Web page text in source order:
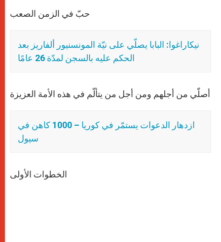
حبّ في الزمن الصعب
نيكاراغوا: البابا يصلّي على نيّة المونسنيور ألفاريز بعد
الحكم عليه بالسجن لمدّة 26 عامًا
أصلّي من أجلهم ومن أجل من يتألّم في هذه الأمة العزيزة
ازدهار الدعوات يستمّر في كوريا – 1000 كاهن في
سيول
الخطوات الأولى